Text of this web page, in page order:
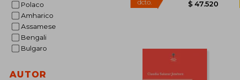
Polaco
Amharico
Assamese
Bengali
Bulgaro
AUTOR dcto.